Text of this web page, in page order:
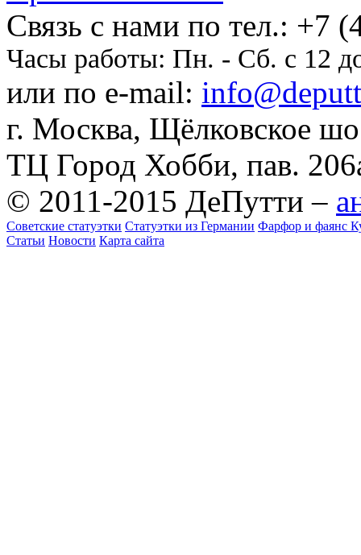
Cвязь с нами по тел.: +7
Часы работы: Пн. - Сб. с 12
или по e-mail:
г. Москва, Щёлковское
ТЦ Город Хобби, пав.
© 2011-2015 ДеПутти –
Советские статуэтки Статуэтки из Германии Фарфор и фаянс
Статьи Новости Карта сайта